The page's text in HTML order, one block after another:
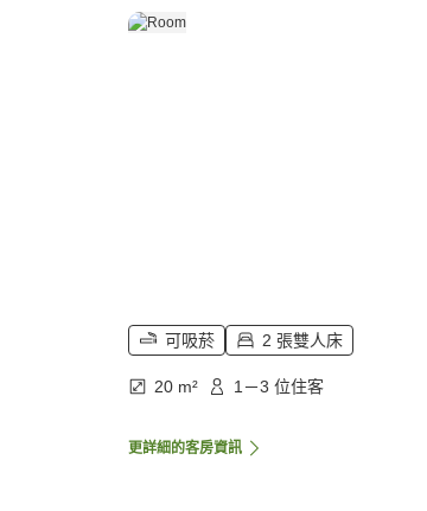
可吸菸 2 張雙人床
20 m² 1－3 位住客
更詳細的客房資訊